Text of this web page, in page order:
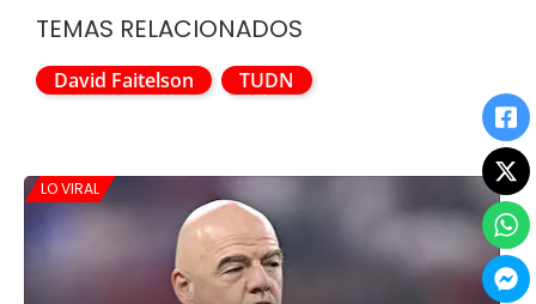
TEMAS RELACIONADOS
David Faitelson TUDN
LO VIRAL